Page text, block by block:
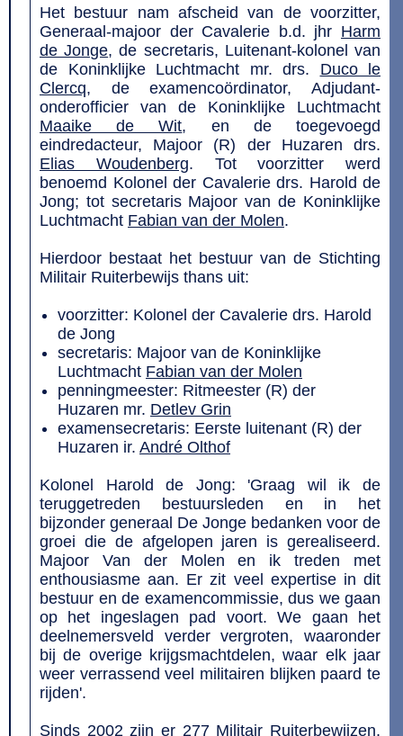
Het bestuur nam afscheid van de voorzitter,
Generaal-majoor der Cavalerie b.d. jhr Harm
de Jonge, de secretaris, Luitenant-kolonel van
de Koninklijke Luchtmacht mr. drs. Duco le
Clercq, de examencoördinator, Adjudant-
onderofficier van de Koninklijke Luchtmacht
Maaike de Wit, en de toegevoegd
eindredacteur, Majoor (R) der Huzaren drs.
Elias Woudenberg. Tot voorzitter werd
benoemd Kolonel der Cavalerie drs. Harold de
Jong; tot secretaris Majoor van de Koninklijke
Luchtmacht Fabian van der Molen.
Hierdoor bestaat het bestuur van de Stichting
Militair Ruiterbewijs thans uit:
voorzitter: Kolonel der Cavalerie drs. Harold
de Jong
secretaris: Majoor van de Koninklijke
Luchtmacht Fabian van der Molen
penningmeester: Ritmeester (R) der
Huzaren mr. Detlev Grin
examensecretaris: Eerste luitenant (R) der
Huzaren ir. André Olthof
Kolonel Harold de Jong: 'Graag wil ik de
teruggetreden bestuursleden en in het
bijzonder generaal De Jonge bedanken voor de
groei die de afgelopen jaren is gerealiseerd.
Majoor Van der Molen en ik treden met
enthousiasme aan. Er zit veel expertise in dit
bestuur en de examencommissie, dus we gaan
op het ingeslagen pad voort. We gaan het
deelnemersveld verder vergroten, waaronder
bij de overige krijgsmachtdelen, waar elk jaar
weer verrassend veel militairen blijken paard te
rijden'.
Sinds 2002 zijn er 277 Militair Ruiterbewijzen,